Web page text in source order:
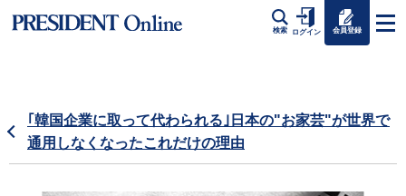
検索 ログイン 会員登録
｢韓国企業に取って代わられる｣日本の"お家芸"が世界で
通用しなくなったこれだけの理由